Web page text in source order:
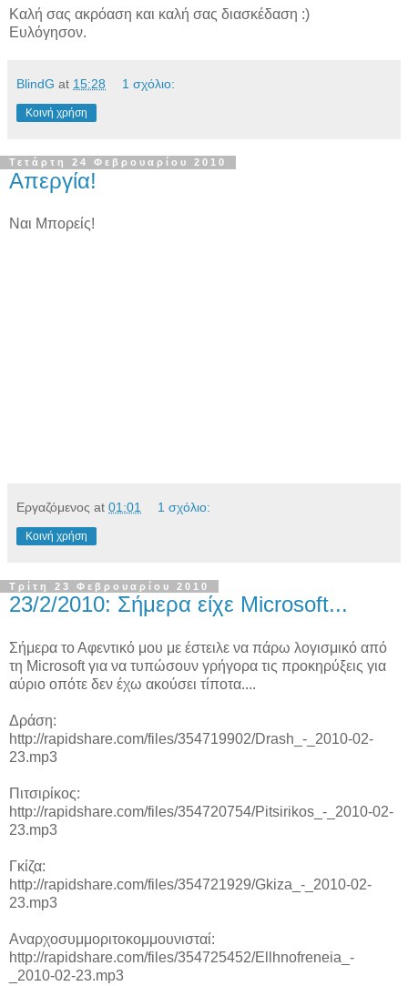
Καλή σας ακρόαση και καλή σας διασκέδαση :)
Ευλόγησον.
BlindG at 15:28 1 σχόλιο:
Κοινή χρήση
Τετάρτη 24 Φεβρουαρίου 2010
Απεργία!
Ναι Μπορείς!
Εργαζόμενος at 01:01 1 σχόλιο:
Κοινή χρήση
Τρίτη 23 Φεβρουαρίου 2010
23/2/2010: Σήμερα είχε Microsoft...
Σήμερα το Αφεντικό μου με έστειλε να πάρω λογισμικό από
τη Microsoft για να τυπώσουν γρήγορα τις προκηρύξεις για
αύριο οπότε δεν έχω ακούσει τίποτα....
Δράση:
http://rapidshare.com/files/354719902/Drash_-_2010-02-
23.mp3
Πιτσιρίκος:
http://rapidshare.com/files/354720754/Pitsirikos_-_2010-02-
23.mp3
Γκίζα:
http://rapidshare.com/files/354721929/Gkiza_-_2010-02-
23.mp3
Αναρχοσυμμοριτοκομμουνισταί:
http://rapidshare.com/files/354725452/Ellhnofreneia_-
_2010-02-23.mp3